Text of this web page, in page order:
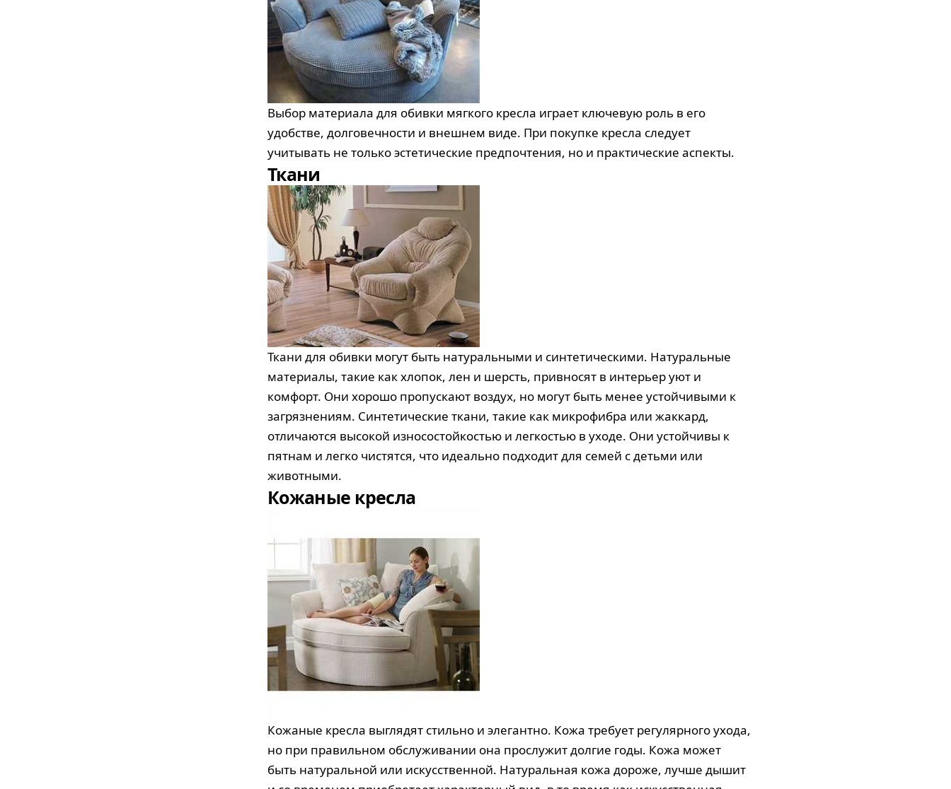
Выбор материала для обивки мягкого кресла играет ключевую роль в его
удобстве, долговечности и внешнем виде. При покупке кресла следует
учитывать не только эстетические предпочтения, но и практические аспекты.
Ткани
Ткани для обивки могут быть натуральными и синтетическими. Натуральные
материалы, такие как хлопок, лен и шерсть, привносят в интерьер уют и
комфорт. Они хорошо пропускают воздух, но могут быть менее устойчивыми к
загрязнениям. Синтетические ткани, такие как микрофибра или жаккард,
отличаются высокой износостойкостью и легкостью в уходе. Они устойчивы к
пятнам и легко чистятся, что идеально подходит для семей с детьми или
животными.
Кожаные кресла
Кожаные кресла выглядят стильно и элегантно. Кожа требует регулярного ухода,
но при правильном обслуживании она прослужит долгие годы. Кожа может
быть натуральной или искусственной. Натуральная кожа дороже, лучше дышит